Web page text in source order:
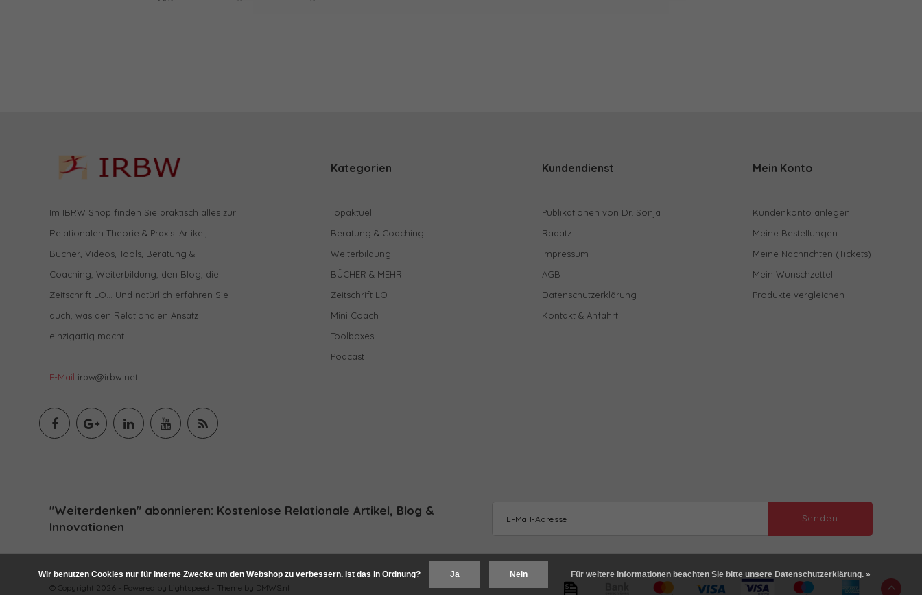
Im IBRW Shop finden Sie praktisch alles zur
Relationalen Theorie & Praxis: Artikel,
Bücher, Videos, Tools, Beratung &
Coaching, Weiterbildung, den Blog, die
Zeitschrift LO… Und natürlich erfahren Sie
auch, was den Relationalen Ansatz
einzigartig macht.
E-Mail irbw@irbw.net
Kategorien
Topaktuell
Beratung & Coaching
Weiterbildung
BÜCHER & MEHR
Zeitschrift LO
Mini Coach
Toolboxes
Podcast
Kundendienst
Publikationen von Dr. Sonja
Radatz
Impressum
AGB
Datenschutzerklärung
Kontakt & Anfahrt
Mein Konto
Kundenkonto anlegen
Meine Bestellungen
Meine Nachrichten (Tickets)
Mein Wunschzettel
Produkte vergleichen
"Weiterdenken" abonnieren: Kostenlose Relationale Artikel, Blog &
Innovationen
Senden
© Copyright 2026 - Powered by Lightspeed - Theme by DMWS.nl
Wir benutzen Cookies nur für interne Zwecke um den Webshop zu verbessern. Ist das in Ordnung? Ja Nein Für weitere Informationen beachten Sie bitte unsere Datenschutzerklärung. »